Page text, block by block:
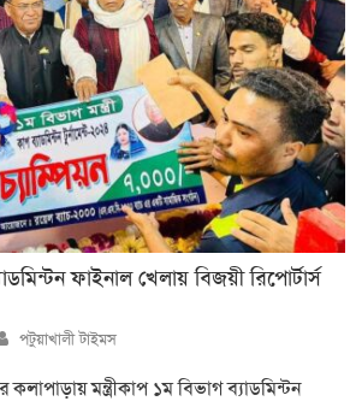
ফাইনাল খেলায় বিজয়ী রিপোর্টার্স
Author
পটুয়াখালী টাইমস
কলাপাড়ায় মন্ত্রীকাপ ১ম বিভাগ ব্যাডমিন্টন